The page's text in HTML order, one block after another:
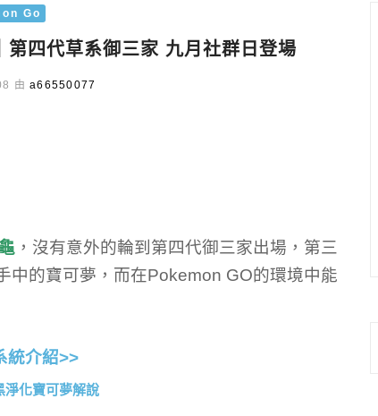
Go
四代草系御三家 九月社群日登場
由 a66550077
，沒有意外的輪到第四代御三家出場，第三
中的寶可夢，而在Pokemon GO的環境中能
統介紹>>